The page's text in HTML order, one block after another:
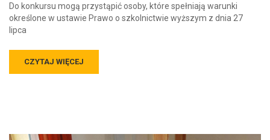
Do konkursu mogą przystąpić osoby, które spełniają warunki
określone w ustawie Prawo o szkolnictwie wyższym z dnia 27
lipca
CZYTAJ WIĘCEJ